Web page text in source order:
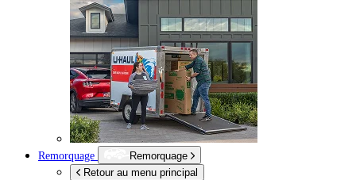
Remorquage
Remorquage
Retour au menu principal